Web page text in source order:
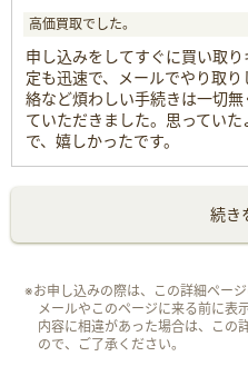
高価買取でした。
申し込みをしてすぐに買い取
定も迅速で、メールでやり取
絡など煩わしい手続きは一切
ていただきました。思ってい
で、嬉しかったです。
続き
※お申し込みの際は、この詳細ペー
メールやこのページに来る前に表
内容に相違があった場合は、この
ので、ご了承ください。